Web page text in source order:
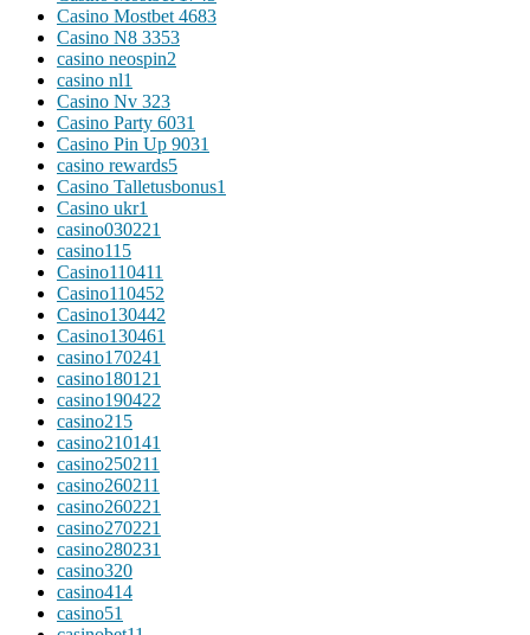
Casino Mostbet 4683
Casino N8 3353
casino neospin2
casino nl1
Casino Nv 323
Casino Party 6031
Casino Pin Up 9031
casino rewards5
Casino Talletusbonus1
Casino ukr1
casino030221
casino115
Casino110411
Casino110452
Casino130442
Casino130461
casino170241
casino180121
casino190422
casino215
casino210141
casino250211
casino260211
casino260221
casino270221
casino280231
casino320
casino414
casino51